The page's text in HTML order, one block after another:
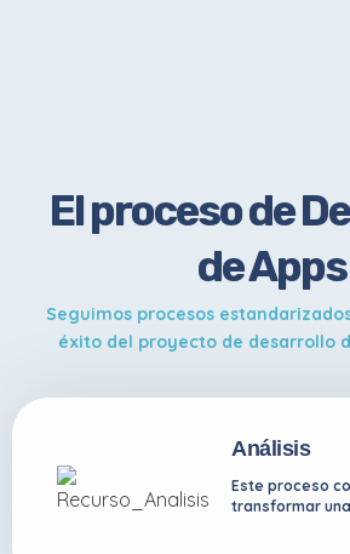
El proceso de
de Apps
Seguimos procesos
éxito del proyecto de desarrollo
Análisis
Este proceso
transformar